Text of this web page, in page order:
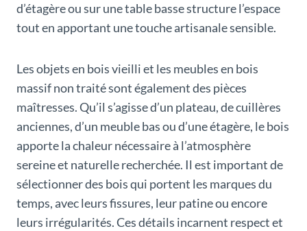
d’étagère ou sur une table basse structure l’espace
tout en apportant une touche artisanale sensible.
Les objets en bois vieilli et les meubles en bois
massif non traité sont également des pièces
maîtresses. Qu’il s’agisse d’un plateau, de cuillères
anciennes, d’un meuble bas ou d’une étagère, le bois
apporte la chaleur nécessaire à l’atmosphère
sereine et naturelle recherchée. Il est important de
sélectionner des bois qui portent les marques du
temps, avec leurs fissures, leur patine ou encore
leurs irrégularités. Ces détails incarnent respect et